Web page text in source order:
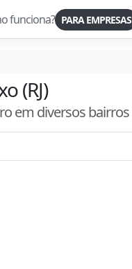
funciona? PARA EMPRESAS
(RJ)
em diversos bairros